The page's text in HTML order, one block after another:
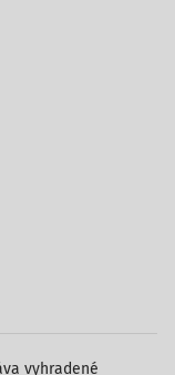
vyhradené